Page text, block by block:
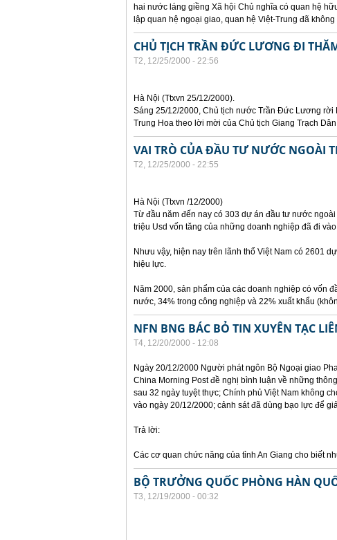
hai nước láng giềng Xã hội Chủ nghĩa có quan hệ
lập quan hệ ngoại giao, quan hệ Việt-Trung đã
CHỦ TỊCH TRẦN ĐỨC LƯƠNG ĐI
T2, 12/25/2000 - 22:56
Hà Nội (Ttxvn 25/12/2000).
Sáng 25/12/2000, Chủ tịch nước Trần Đức Lương
Trung Hoa theo lời mời của Chủ tịch Giang Trạch
VAI TRÒ CỦA ĐẦU TƯ NƯỚC NGOÀI
T2, 12/25/2000 - 22:55
Hà Nội (Ttxvn /12/2000)
Từ đầu năm đến nay có 303 dự án đầu tư nước
triệu Usd vốn tăng của những doanh nghiệp đã đi
Nhưu vậy, hiện nay trên lãnh thổ Việt Nam có 2601
hiệu lực.
Năm 2000, sản phẩm của các doanh nghiệp có vốn
nước, 34% trong công nghiệp và 22% xuất khẩu
NFN BNG BÁC BỎ TIN XUYÊN TẠC
T4, 12/20/2000 - 12:08
Ngày 20/12/2000 Người phát ngôn Bộ Ngoại giao
China Morning Post đề nghị bình luận về những
sau 32 ngày tuyệt thực; Chính phủ Việt Nam không
vào ngày 20/12/2000; cảnh sát đã dùng bạo lực để
Trả lời:
Các cơ quan chức năng của tỉnh An Giang cho biết
BỘ TRƯỞNG QUỐC PHÒNG HÀN
T3, 12/19/2000 - 00:32